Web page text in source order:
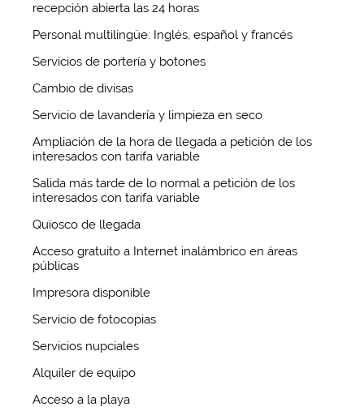
recepción abierta las 24 horas
Personal multilingüe: Inglés, español y francés
Servicios de portería y botones
Cambio de divisas
Servicio de lavandería y limpieza en seco
Ampliación de la hora de llegada a petición de los
interesados con tarifa variable
Salida más tarde de lo normal a petición de los
interesados con tarifa variable
Quiosco de llegada
Acceso gratuito a Internet inalámbrico en áreas
públicas
Impresora disponible
Servicio de fotocopias
Servicios nupciales
Alquiler de equipo
Acceso a la playa